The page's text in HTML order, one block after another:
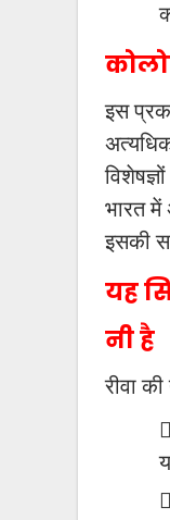
इस
भारत
इसकी
यह
नी है
रीवा